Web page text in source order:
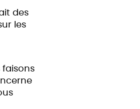
des
les
faisons